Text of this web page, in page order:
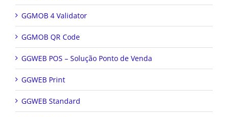
GGMOB 4 Validator
GGMOB QR Code
GGWEB POS – Solução Ponto de Venda
GGWEB Print
GGWEB Standard